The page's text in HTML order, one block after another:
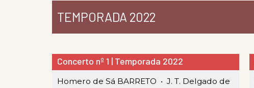
TEMPORADA 2022
Concerto nº 1 | Temporada 2022
Homero de Sá BARRETO • J. T. Delgado de